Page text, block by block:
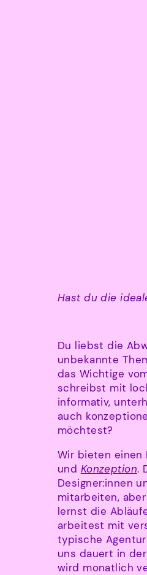
Hast du die
Du liebst die
unbekannte
das Wichtige
schreibst mit
informativ,
auch
möchtest?
Wir bieten einen
und Konzeption.
Designer:innen
mitarbeiten,
lernst die
arbeitest mit
typische
uns dauert in
wird monatlich